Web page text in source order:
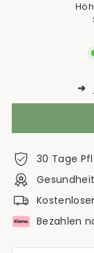
➜
30 Tage
Bezahlen